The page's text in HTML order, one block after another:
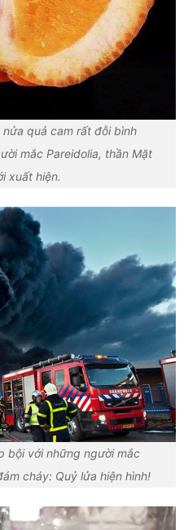
quả cam rất đỗi bình
mắc Pareidolia, thần Mặt
xuất hiện.
bội với những người mắc
cháy: Quỷ lửa hiện hình!